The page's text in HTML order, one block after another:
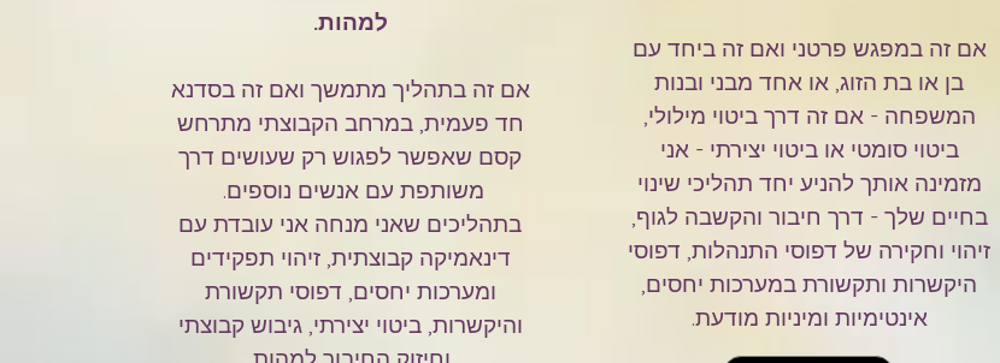
למהות.
אם זה בתהליך מתמשך ואם זה בסדנא
חד פעמית, במרחב הקבוצתי מתרחש
קסם שאפשר לפגוש רק שעושים דרך
משותפת עם אנשים נוספים.
בתהליכים שאני מנחה אני עובדת עם
דינאמיקה קבוצתית, זיהוי תפקידים
ומערכות יחסים, דפוסי תקשורת
והיקשרות, ביטוי יצירתי, גיבוש קבוצתי
אם זה במפגש פרטני ואם זה ביחד עם
בן או בת הזוג, או אחד מבני ובנות
המשפחה - אם זה דרך ביטוי מילולי,
ביטוי סומטי או ביטוי יצירתי - אני
מזמינה אותך להניע יחד תהליכי שינוי
בחיים שלך - דרך חיבור והקשבה לגוף,
זיהוי וחקירה של דפוסי התנהלות, דפוסי
היקשרות ותקשורת במערכות יחסים,
אינטימיות ומיניות מודעת.